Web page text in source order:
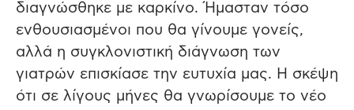
διαγνώσθηκε με καρκίνο. Ήμασταν τόσο
ενθουσιασμένοι που θα γίνουμε γονείς,
αλλά η συγκλονιστική διάγνωση των
γιατρών επισκίασε την ευτυχία μας. Η σκέψη
ότι σε λίγους μήνες θα γνωρίσουμε το νέο